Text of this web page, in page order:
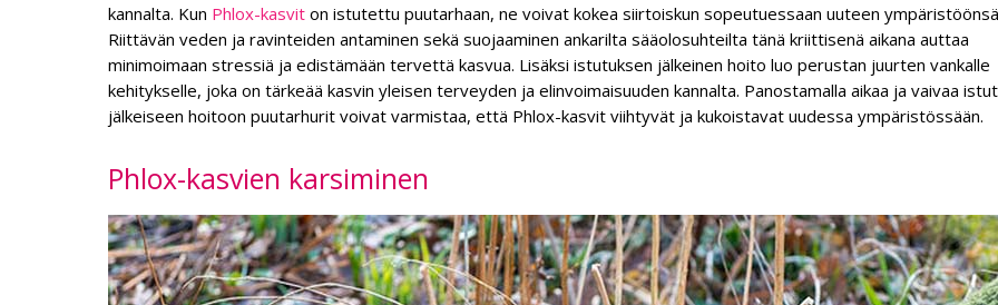
kannalta. Kun Phlox-kasvit on istutettu puutarhaan, ne voivat kokea siirtoiskun sopeutuessaan uuteen
Riittävän veden ja ravinteiden antaminen sekä suojaaminen ankarilta sääolosuhteilta tänä kriittisenä aikana auttaa
minimoimaan stressiä ja edistämään tervettä kasvua. Lisäksi istutuksen jälkeinen hoito luo perustan juurten vankalle
kehitykselle, joka on tärkeää kasvin yleisen terveyden ja elinvoimaisuuden kannalta. Panostamalla aikaa ja vaivaa
jälkeiseen hoitoon puutarhurit voivat varmistaa, että Phlox-kasvit viihtyvät ja kukoistavat uudessa ympäristössään.
Phlox-kasvien karsiminen